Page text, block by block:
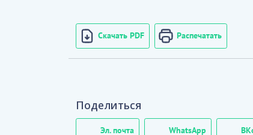
Скачать PDF Распечатать
Поделиться
Эл. почта WhatsApp